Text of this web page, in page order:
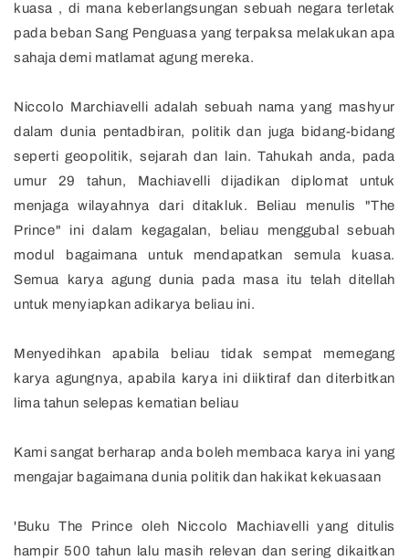
kuasa , di mana keberlangsungan sebuah negara terletak
pada beban Sang Penguasa yang terpaksa melakukan apa
sahaja demi matlamat agung mereka.
Niccolo Marchiavelli adalah sebuah nama yang mashyur
dalam dunia pentadbiran, politik dan juga bidang-bidang
seperti geopolitik, sejarah dan lain. Tahukah anda, pada
umur 29 tahun, Machiavelli dijadikan diplomat untuk
menjaga wilayahnya dari ditakluk. Beliau menulis "The
Prince" ini dalam kegagalan, beliau menggubal sebuah
modul bagaimana untuk mendapatkan semula kuasa.
Semua karya agung dunia pada masa itu telah ditellah
untuk menyiapkan adikarya beliau ini.
Menyedihkan apabila beliau tidak sempat memegang
karya agungnya, apabila karya ini diiktiraf dan diterbitkan
lima tahun selepas kematian beliau
Kami sangat berharap anda boleh membaca karya ini yang
mengajar bagaimana dunia politik dan hakikat kekuasaan
'Buku The Prince oleh Niccolo Machiavelli yang ditulis
hampir 500 tahun lalu masih relevan dan sering dikaitkan